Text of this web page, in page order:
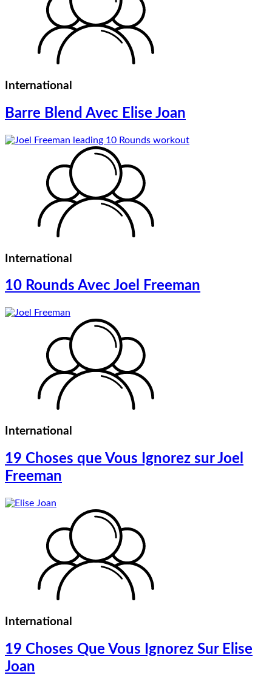
International
Barre Blend Avec Elise Joan
International
10 Rounds Avec Joel Freeman
International
19 Choses que Vous Ignorez sur Joel
Freeman
International
19 Choses Que Vous Ignorez Sur Elise
Joan